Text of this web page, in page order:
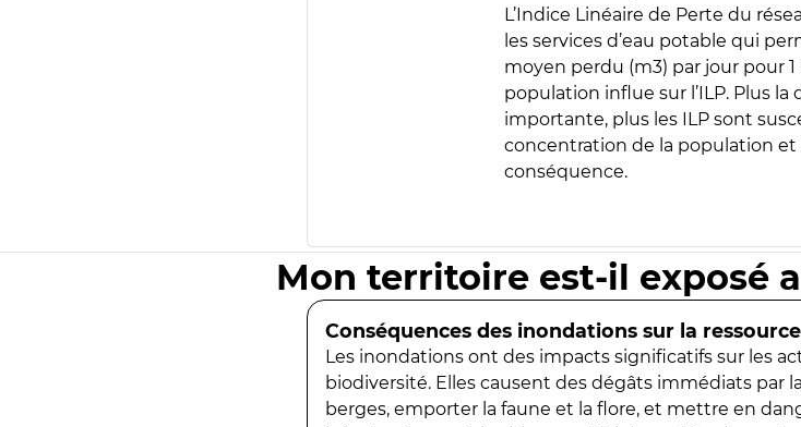
L’Indice Linéaire de Perte du
les services d’eau potable qui
moyen perdu (m3) par jour pour
population influe sur l’ILP. Plus
importante, plus les ILP sont
concentration de la population
conséquence.
Mon territoire est-il exposé
Conséquences des inondations sur la
Les inondations ont des impacts significatifs sur les
biodiversité. Elles causent des dégâts immédiats par
berges, emporter la faune et la flore, et mettre en